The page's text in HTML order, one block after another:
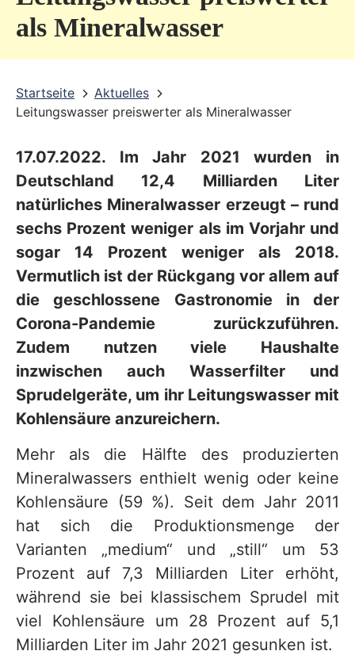
als Mineralwasser
Startseite
Aktuelles
Leitungswasser preiswerter als Mineralwasser
17.07.2022. Im Jahr 2021 wurden in
Deutschland 12,4 Milliarden Liter
natürliches Mineralwasser erzeugt – rund
sechs Prozent weniger als im Vorjahr und
sogar 14 Prozent weniger als 2018.
Vermutlich ist der Rückgang vor allem auf
die geschlossene Gastronomie in der
Corona-Pandemie zurückzuführen.
Zudem nutzen viele Haushalte
inzwischen auch Wasserfilter und
Sprudelgeräte, um ihr Leitungswasser mit
Kohlensäure anzureichern.
Mehr als die Hälfte des produzierten
Mineralwassers enthielt wenig oder keine
Kohlensäure (59 %). Seit dem Jahr 2011
hat sich die Produktionsmenge der
Varianten „medium“ und „still“ um 53
Prozent auf 7,3 Milliarden Liter erhöht,
während sie bei klassischem Sprudel mit
viel Kohlensäure um 28 Prozent auf 5,1
Milliarden Liter im Jahr 2021 gesunken ist.